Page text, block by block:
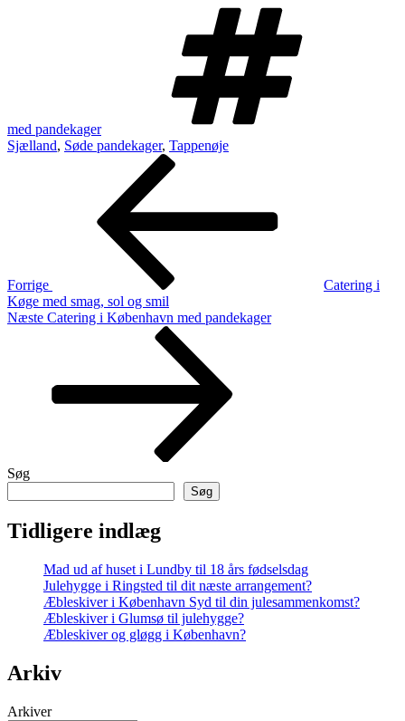
med pandekager
Sjælland, Søde pandekager, Tappenøje
Indlægsnavigation
Forrige
Catering i
Køge med smag, sol og smil
Næste
Næste Catering i København med pandekager
Søg
Søg
Tidligere indlæg
Mad ud af huset i Lundby til 18 års fødselsdag
Julehygge i Ringsted til dit næste arrangement?
Æbleskiver i København Syd til din julesammenkomst?
Æbleskiver i Glumsø til julehygge?
Æbleskiver og gløgg i København?
Arkiv
Arkiver